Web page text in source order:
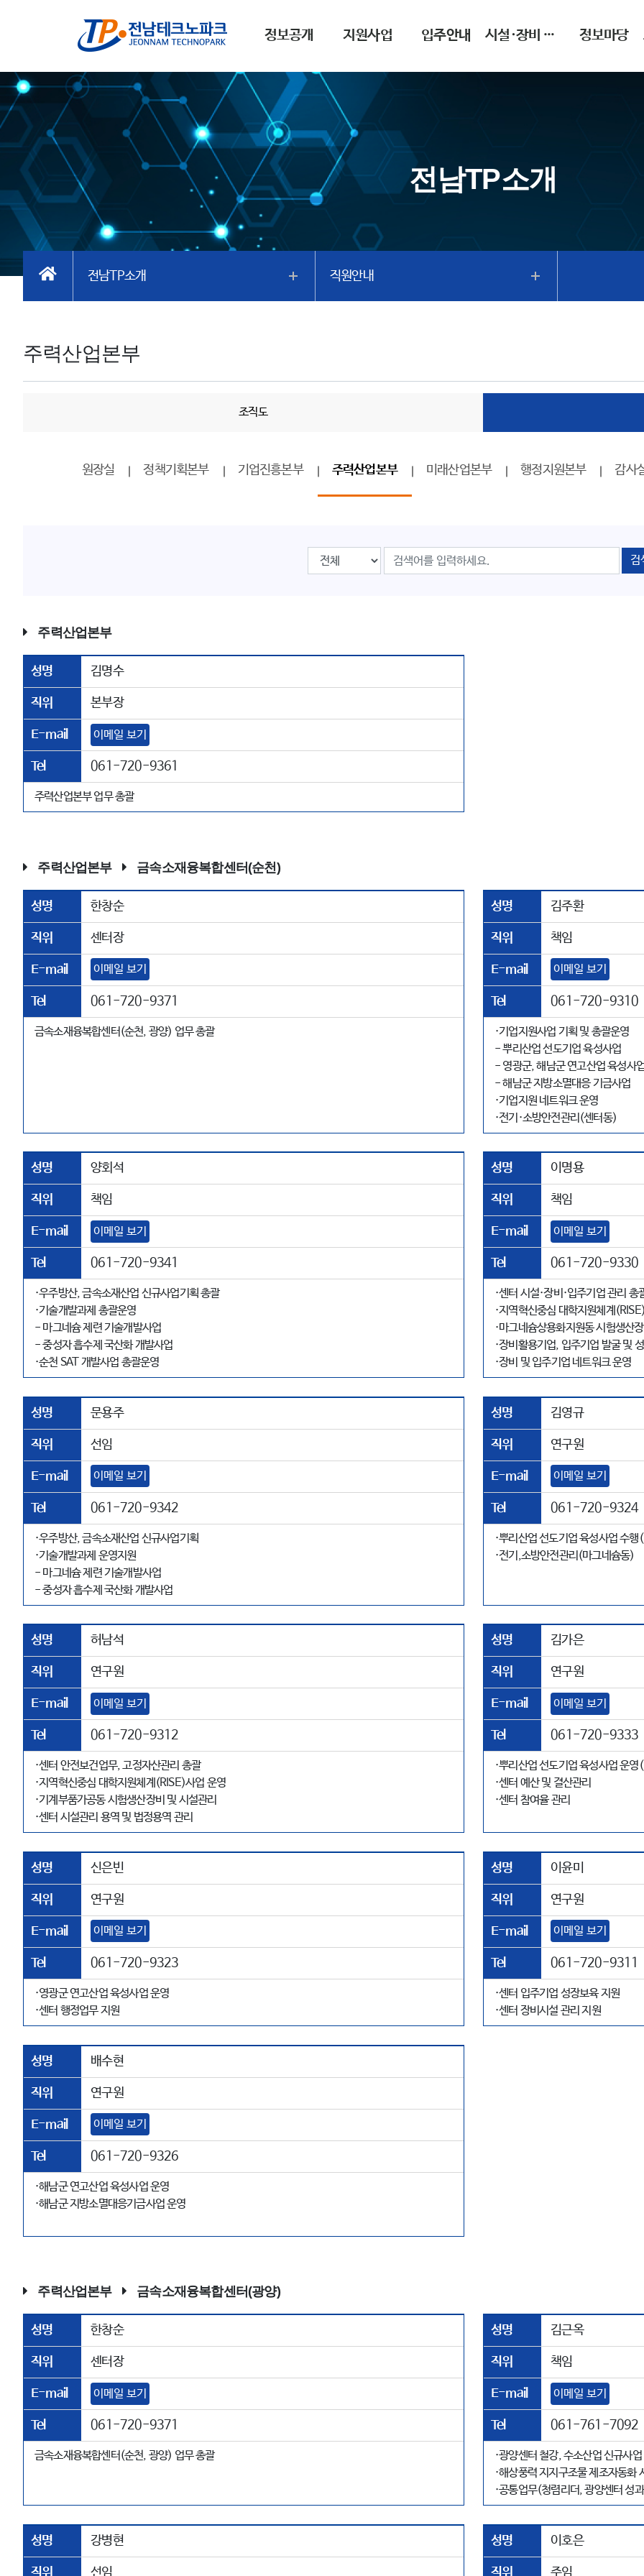
정보공개 지원사업 입주안내 시설·장비 이용안내 정보마당
전남TP소개
전남TP소개 직원안내
주력산업본부
조직도
원장실 정책기획본부 기업진흥본부 주력산업본부 미래산업본부 행정지원본부 감사
검
주력산업본부
성명 김명수
직위 본부장
E-mail 이메일 보기
Tel 061-720-9361
주력산업본부 업무 총괄
주력산업본부 금속소재융복합센터(순천)
성명 한창순
직위 센터장
E-mail 이메일 보기
Tel 061-720-9371
금속소재융복합센터(순천, 광양) 업무 총괄
성명 김주환
직위 책임
E-mail 이메일 보기
Tel 061-720-9310
·기업지원사업 기획 및 총괄운영
- 뿌리산업 선도기업 육성사업
- 영광군, 해남군 연고산업 육성사
- 해남군 지방소멸대응 기금사업
·기업지원 네트워크 운영
·전기·소방안전관리(센터동)
성명 양회석
직위 책임
E-mail 이메일 보기
Tel 061-720-9341
·우주방산, 금속소재산업 신규사업기획 총괄
·기술개발과제 총괄운영
- 마그네슘 제련 기술개발사업
- 중성자 흡수제 국산화 개발사업
·순천 SAT 개발사업 총괄운영
성명 이명용
직위 책임
E-mail 이메일 보기
Tel 061-720-9330
·센터 시설·장비·입주기업 관리 총
·지역혁신중심 대학지원체계
·마그네슘상용화지원동 시험생산
·장비활용기업, 입주기업 발굴 및
·장비 및 입주기업 네트워크 운영
성명 문용주
직위 선임
E-mail 이메일 보기
Tel 061-720-9342
·우주방산, 금속소재산업 신규사업기획
·기술개발과제 운영지원
- 마그네슘 제련 기술개발사업
- 중성자 흡수제 국산화 개발사업
성명 김영규
직위 연구원
E-mail 이메일 보기
Tel 061-720-9324
·뿌리산업 선도기업 육성사업 수
·전기,소방안전관리(마그네슘동)
성명 허남석
직위 연구원
E-mail 이메일 보기
Tel 061-720-9312
·센터 안전보건업무, 고정자산관리 총괄
·지역혁신중심 대학지원체계(RISE)사업 운영
·기계부품가공동 시험생산장비 및 시설관리
·센터 시설관리 용역 및 법정용역 관리
성명 김가은
직위 연구원
E-mail 이메일 보기
Tel 061-720-9333
·뿌리산업 선도기업 육성사업 운
·센터 예산 및 결산관리
·센터 참여율 관리
성명 신은빈
직위 연구원
E-mail 이메일 보기
Tel 061-720-9323
·영광군 연고산업 육성사업 운영
·센터 행정업무 지원
성명 이윤미
직위 연구원
E-mail 이메일 보기
Tel 061-720-9311
·센터 입주기업 성장보육 지원
·센터 장비시설 관리 지원
성명 배수현
직위 연구원
E-mail 이메일 보기
Tel 061-720-9326
·해남군 연고산업 육성사업 운영
·해남군 지방소멸대응기금사업 운영
주력산업본부 금속소재융복합센터(광양)
성명 한창순
직위 센터장
E-mail 이메일 보기
Tel 061-720-9371
금속소재융복합센터(순천, 광양) 업무 총괄
성명 김근옥
직위 책임
E-mail 이메일 보기
Tel 061-761-7092
·광양센터 철강, 수소산업 신규사
·해상풍력 지지구조물 제조자동화
·공통업무(청렴리더, 광양센터 성
성명 강병현
직위 선임
성명 이호은
직위 주임